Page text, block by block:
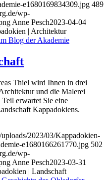
e1680169834309.jpg 489
wp-
Anne Pesch2023-04-04
| Architektur
Thiel wird Ihnen in drei
und die Malerei
erwartet Sie eine
Kappadokiens.
2023/03/Kappadokien-
e1680166261770.jpg 502
wp-
Anne Pesch2023-03-31
| Landschaft